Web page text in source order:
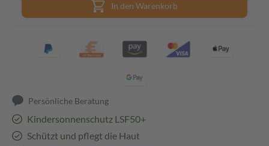
In den Warenkorb
Persönliche Beratung
Kindersonnenschutz LSF50+
Schützt und pflegt die Haut